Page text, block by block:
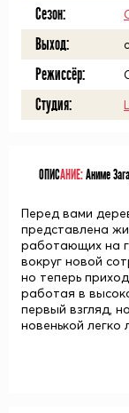
Сезон:
Выход:
Режиссёр:
Студия:
ОПИСАНИЕ:Аниме
Перед вами
представлена
работающих на
вокруг новой
но теперь
работая в
первый взгляд,
новенькой легко